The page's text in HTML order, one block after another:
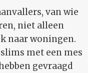
van wie
niet alleen
naar woningen.
met een mes
gevraagd